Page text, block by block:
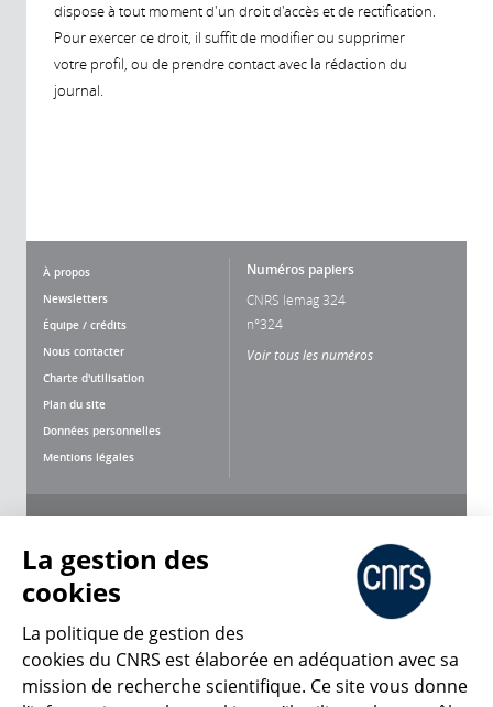
dispose à tout moment d'un droit d'accès et de rectification.
Pour exercer ce droit, il suffit de modifier ou supprimer
votre profil, ou de prendre contact avec la rédaction du
journal.
À propos
Newsletters
Équipe / crédits
Nous contacter
Charte d'utilisation
Plan du site
Données personnelles
Mentions légales
Numéros papiers
CNRS lemag 324
n°324
Voir tous les numéros
CNRS Le Mag
La gestion des
cookies
La politique de gestion des
cookies du CNRS est élaborée en adéquation avec sa
mission de recherche scientifique. Ce site vous donne